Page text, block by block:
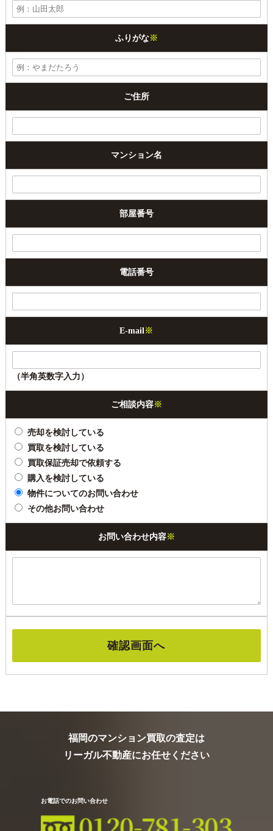
ふりがな※
ご住所
マンション名
部屋番号
電話番号
E-mail ※
（半角英数字入力）
ご相談内容※
売却を検討している
買取を検討している
買取保証売却で依頼する
購入を検討している
物件についてのお問い合わせ
その他お問い合わせ
お問い合わせ内容※
福岡のマンション買取の査定は
リーガル不動産にお任せください
お電話でのお問い合わせ